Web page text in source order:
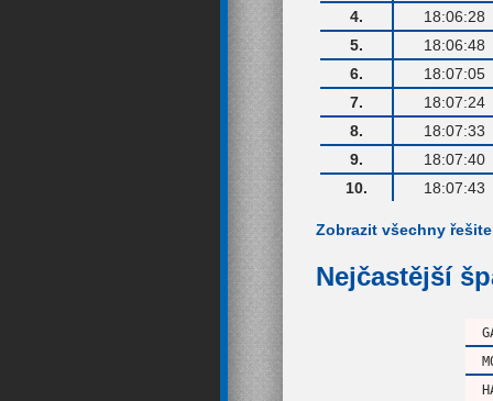
4.
18:06:28
5.
18:06:48
6.
18:07:05
7.
18:07:24
8.
18:07:33
9.
18:07:40
10.
18:07:43
Zobrazit všechny
Nejčastější